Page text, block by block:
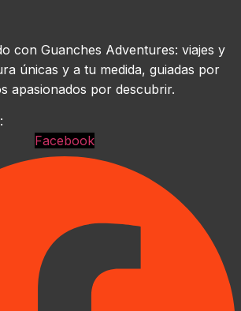
con Guanches Adventures: viajes y
únicas y a tu medida, guiadas por
apasionados por descubrir.
Facebook